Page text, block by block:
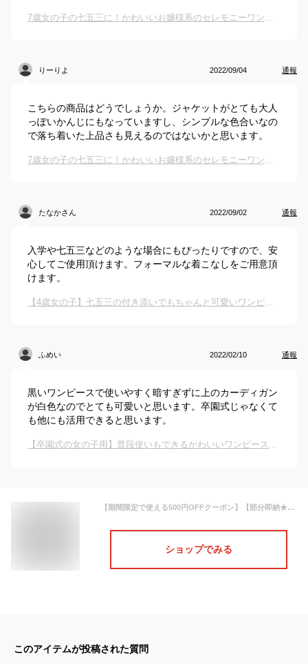
7歳女の子の七五三に！かわいいお嬢様系のセレモニーワンピースのおすすめは？
りーりよ 2022/09/04 通報
こちらの商品はどうでしょうか。ジャケットがとても大人
っぽいかんじにもなっていますし、シンプルな色合いなの
で落ち着いた上品さも見えるのではないかと思います。
7歳女の子の七五三に！かわいいお嬢様系のセレモニーワンピースのおすすめは？
たなかさん 2022/09/02 通報
入学や七五三などのような場合にもぴったりですので、安
心してご使用頂けます。フォーマルな着こなしをご用意頂
けます。
【4歳女の子】七五三の付き添いでもちゃんと可愛いワンピースは？
ふめい 2022/02/10 通報
黒いワンピースで使いやすく暗すぎずに上のカーディガン
が白色なのでとても可愛いと思います。卒園式じゃなくて
も他にも活用できると思います。
【卒園式の女の子用】普段使いもできるかわいいワンピース、シンプルなおすすめは？
【期間限定で使える500円OFFクーポン】【部分即納★3点セット】 入学式 スーツ 女の子 卒園式 スーツ 女の子 卒業式 スーツ 女の子 入園式 スーツ セレモニードレス セットアップ 子供服 ワンピース 女の子 ボレロ ドレス キッズ フォーマル 子供スーツ 結婚式 七五三
ショップでみる
このアイテムが投稿された質問